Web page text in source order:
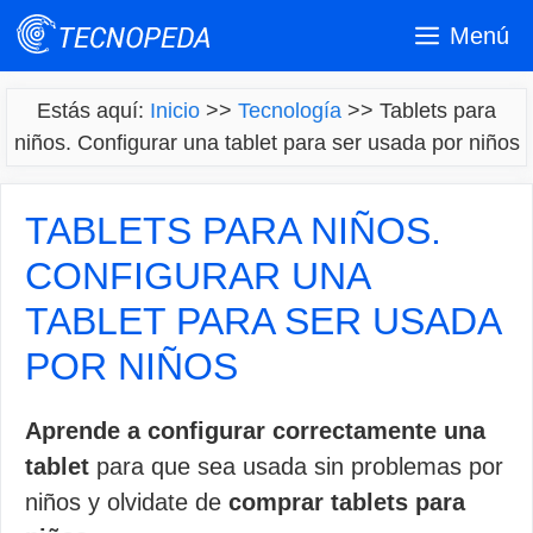
Saltar
Menú
Estás aquí: Inicio >> Tecnología >> Tablets para
niños. Configurar una tablet para ser usada por niños
TABLETS PARA NIÑOS.
CONFIGURAR UNA
TABLET PARA SER USADA
POR NIÑOS
Aprende a configurar correctamente una
tablet para que sea usada sin problemas por
niños y olvidate de comprar tablets para